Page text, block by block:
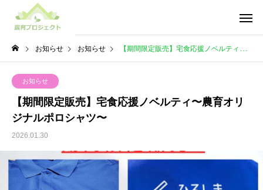
お知らせ お知らせ 【期間限定販売】宅食応援ノベルティ〜農育オリジナルポロシャツ〜
お知らせ
【期間限定販売】宅食応援ノベルティ〜農育オリ
ジナルポロシャツ〜
2026.01.30